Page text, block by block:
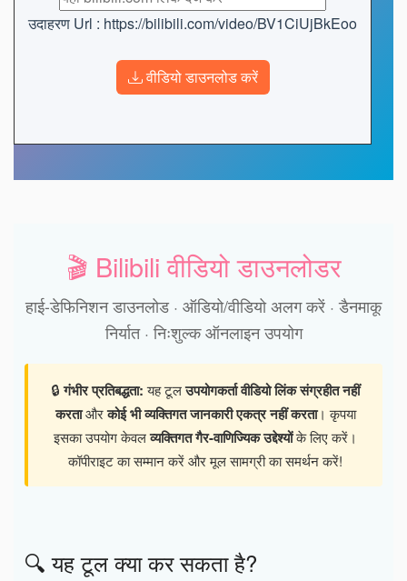
उदाहरण Url : https://bilibili.com/video/BV1CiUjBkEoo
वीडियो डाउनलोड करें
🎬 Bilibili वीडियो डाउनलोडर
हाई-डेफिनिशन डाउनलोड · ऑडियो/वीडियो अलग करें · डैनमाकू
निर्यात · निःशुल्क ऑनलाइन उपयोग
🔒गंभीर प्रतिबद्धता:यह टूलउपयोगकर्ता वीडियो लिंक संग्रहीत नहीं
करताऔरकोई भी व्यक्तिगत जानकारी एकत्र नहीं करता। कृपया
इसका उपयोग केवलव्यक्तिगत गैर-वाणिज्यिक उद्देश्योंके लिए करें।
कॉपीराइट का सम्मान करें और मूल सामग्री का समर्थन करें!
🔍 यह टूल क्या कर सकता है?